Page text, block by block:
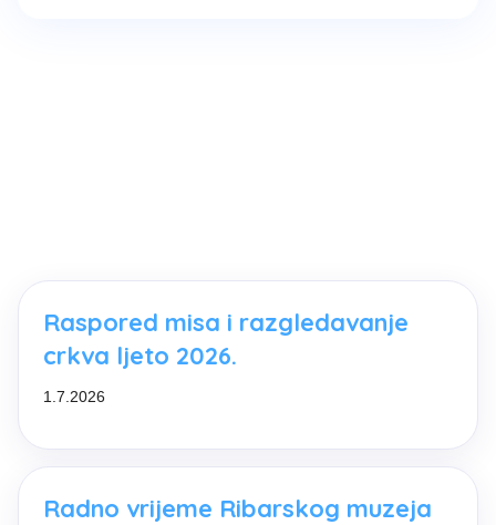
Raspored misa i razgledavanje
crkva ljeto 2026.
1.7.2026
Radno vrijeme Ribarskog muzeja